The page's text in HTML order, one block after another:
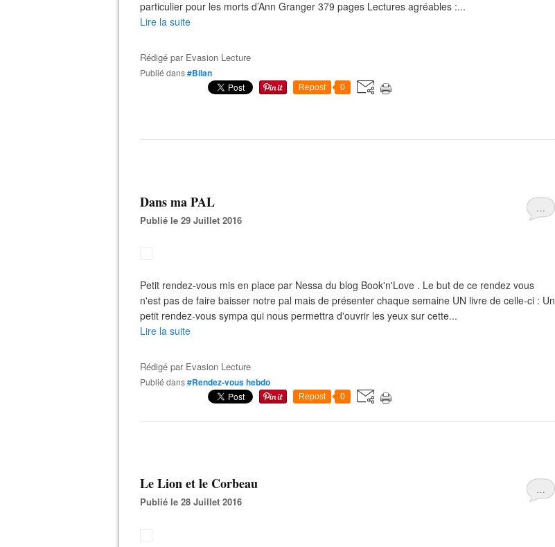
particulier pour les morts d’Ann Granger 379 pages Lectures agréables :...
Lire la suite
Rédigé par Evasion Lecture
Publié dans#Bilan
Repost 0
…
Dans ma PAL
Publié le 29 Juillet 2016
Petit rendez-vous mis en place par Nessa du blog Book'n'Love . Le but de ce rendez vous
n'est pas de faire baisser notre pal mais de présenter chaque semaine UN livre de celle-ci : Un
petit rendez-vous sympa qui nous permettra d'ouvrir les yeux sur cette...
Lire la suite
Rédigé par Evasion Lecture
Publié dans#Rendez-vous hebdo
Repost 0
…
Le Lion et le Corbeau
Publié le 28 Juillet 2016